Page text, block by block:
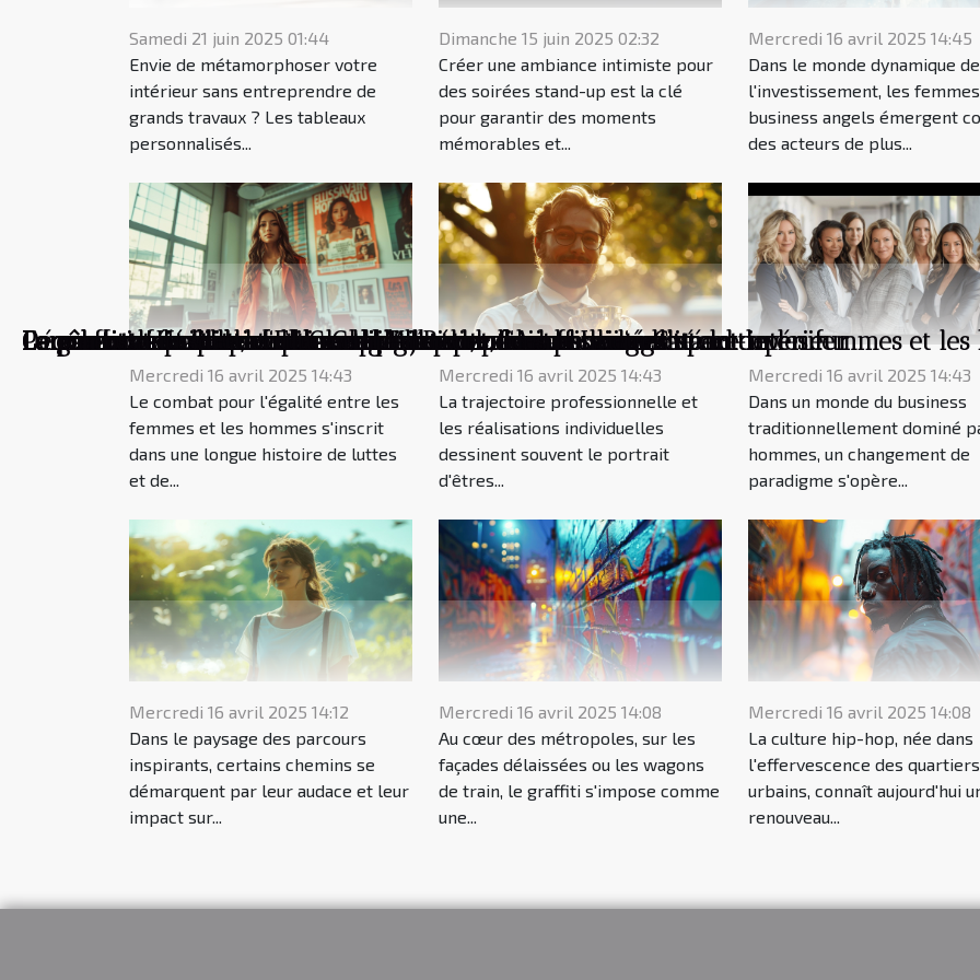
Comment les tableaux personnalisés transforment votre espace intérieur
Samedi 21 juin 2025 01:44
Envie de métamorphoser votre
intérieur sans entreprendre de
grands travaux ? Les tableaux
personnalisés...
Comment créer une ambiance intimiste pour vos soirées stand-up
Dimanche 15 juin 2025 02:32
Créer une ambiance intimiste pour
des soirées stand-up est la clé
pour garantir des moments
mémorables et...
Le rôle croissant des femmes en tant que business angels
Mercredi 16 avril 2025 14:45
Dans le monde dynamique de
l'investissement, les femmes
business angels émergent
des acteurs de plus...
Découverte de Saks, un monde de luxe et de raffinement
Le combat féministe d'Elisabeth Moreno, ministre de l'égalité entre les femmes et les
Mercredi 16 avril 2025 14:43
Le combat pour l'égalité entre les
femmes et les hommes s'inscrit
dans une longue histoire de luttes
et de...
Parcours et réalisations de Gael Le Bohec, une personnalité en devenir
Mercredi 16 avril 2025 14:43
La trajectoire professionnelle et
les réalisations individuelles
dessinent souvent le portrait
d'êtres...
Le rôle croissant des femmes dans le monde du business
Mercredi 16 avril 2025 14:43
Dans un monde du business
traditionnellement dominé
hommes, un changement de
paradigme s'opère...
Le parcours politique et les engagements d'Anne Laure Cattelot
Le parcours inspirant de Caroline Janvier
Mercredi 16 avril 2025 14:12
Dans le paysage des parcours
inspirants, certains chemins se
démarquent par leur audace et leur
impact sur...
Le graffiti : Un art de rue en pleine évolution
Mercredi 16 avril 2025 14:08
Au cœur des métropoles, sur les
façades délaissées ou les wagons
de train, le graffiti s'impose comme
une...
La renaissance de la culture hip-hop dans les banlieues
Mercredi 16 avril 2025 14:08
La culture hip-hop, née dans
l'effervescence des quartiers
urbains, connaît aujourd'hui
renouveau...